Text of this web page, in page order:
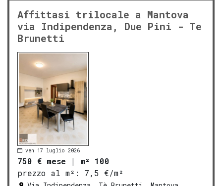
Affittasi trilocale a Mantova
via Indipendenza, Due Pini - Te
Brunetti
ven 17 luglio 2026
750 € mese | m² 100
prezzo al m²:
7,5 €/m²